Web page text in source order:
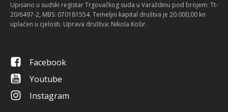
Upisano u sudski registar Trgovačkog suda u Varaždinu pod brojem: Tt-
20/6497-2, MBS: 070181554. Temeljni kapital društva je 20.000,00 kn
uplaćen u cjelosti. Uprava društva: Nikola Košir.
Facebook
Youtube
Instagram